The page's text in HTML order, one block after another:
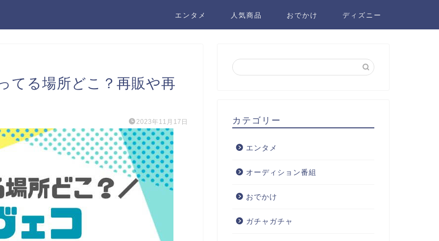
エンタメ 人気商品 おでかけ ディズニー
てる場所どこ？再販や再
2023年11月17日 カテゴリー
エンタメ
オーディション番組
おでかけ
ガチャガチャ